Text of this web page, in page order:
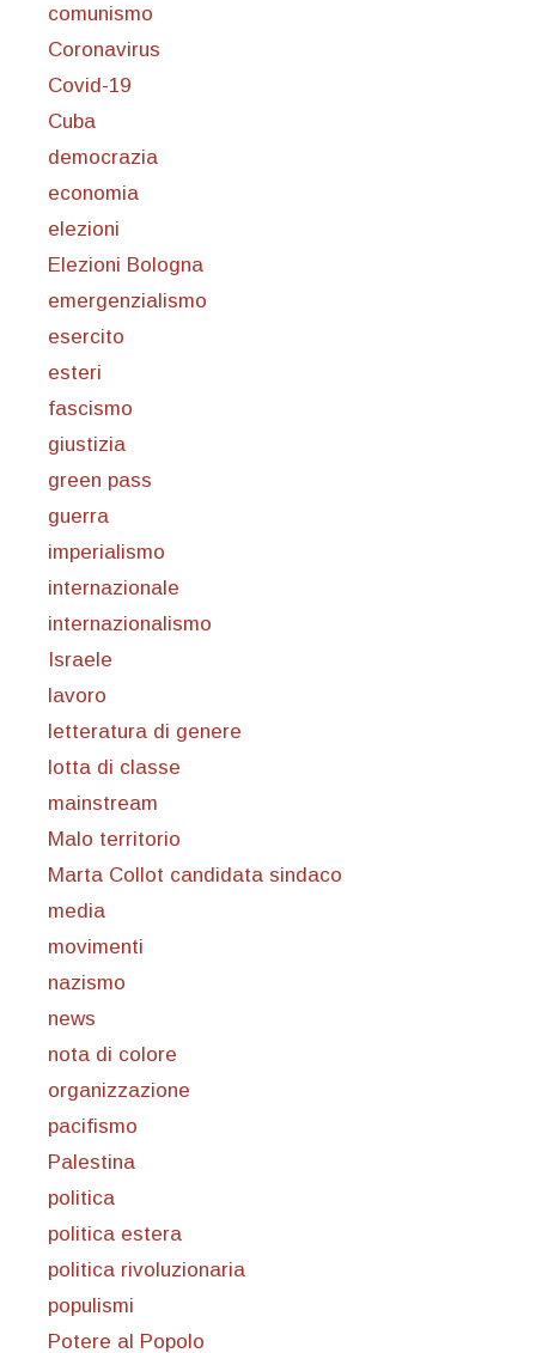
comunismo
Coronavirus
Covid-19
Cuba
democrazia
economia
elezioni
Elezioni Bologna
emergenzialismo
esercito
esteri
fascismo
giustizia
green pass
guerra
imperialismo
internazionale
internazionalismo
Israele
lavoro
letteratura di genere
lotta di classe
mainstream
Malo territorio
Marta Collot candidata sindaco
media
movimenti
nazismo
news
nota di colore
organizzazione
pacifismo
Palestina
politica
politica estera
politica rivoluzionaria
populismi
Potere al Popolo